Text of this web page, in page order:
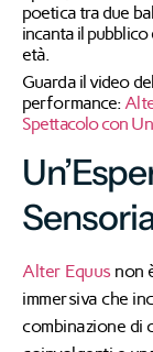
poetica tra due
incanta il pubblico
età.
Guarda il video
performance:
Spettacolo con
Alter Equusnon
immersiva che
combinazione di